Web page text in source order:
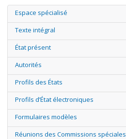
Espace spécialisé
Texte intégral
État présent
Autorités
Profils des États
Profils d’État électroniques
Formulaires modèles
Réunions des Commissions spéciales